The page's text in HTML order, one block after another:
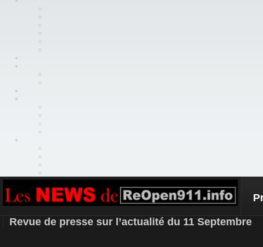
REOPEN911 – NEWS
Revue de presse sur l’actualité du 11 Septembre